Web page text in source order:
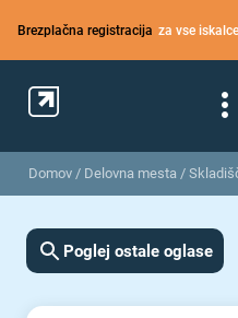
Brezplačna registracija za vse
Domov / Delovna mesta /
Poglej ostale oglase